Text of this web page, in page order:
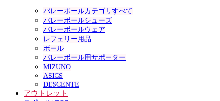
バレーボールカテゴリすべて
バレーボールシューズ
バレーボールウェア
レフェリー用品
ボール
バレーボール用サポーター
MIZUNO
ASICS
DESCENTE
アウトレット